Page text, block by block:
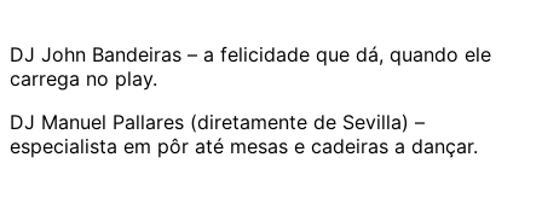
DJ John Bandeiras – a felicidade que dá, quando ele
carrega no play.
DJ Manuel Pallares (diretamente de Sevilla) –
especialista em pôr até mesas e cadeiras a dançar.